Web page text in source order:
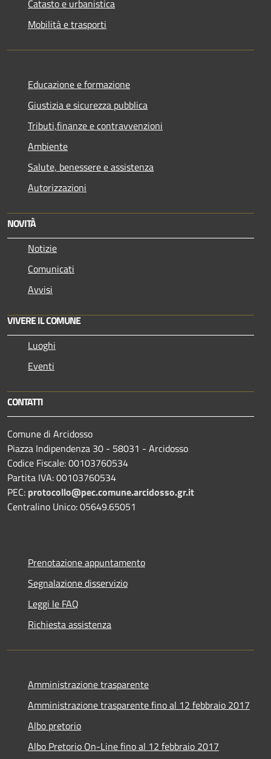
Catasto e urbanistica
Mobilità e trasporti
Educazione e formazione
Giustizia e sicurezza pubblica
Tributi,finanze e contravvenzioni
Ambiente
Salute, benessere e assistenza
Autorizzazioni
NOVITÀ
Notizie
Comunicati
Avvisi
VIVERE IL COMUNE
Luoghi
Eventi
CONTATTI
Comune di Arcidosso
Piazza Indipendenza 30 - 58031 - Arcidosso
Codice Fiscale: 00103760534
Partita IVA: 00103760534
PEC: protocollo@pec.comune.arcidosso.gr.it
Centralino Unico: 05649.65051
Prenotazione appuntamento
Segnalazione disservizio
Leggi le FAQ
Richiesta assistenza
Amministrazione trasparente
Amministrazione trasparente fino al 12 febbraio 2017
Albo pretorio
Albo Pretorio On-Line fino al 12 febbraio 2017